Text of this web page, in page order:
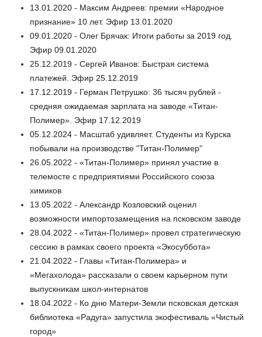
13.01.2020 - Максим Андреев: премии «Народное
признание» 10 лет. Эфир 13.01.2020
09.01.2020 - Олег Брячак: Итоги работы за 2019 год.
Эфир 09.01.2020
25.12.2019 - Сергей Иванов: Быстрая система
платежей. Эфир 25.12.2019
17.12.2019 - Герман Петрушко: 36 тысяч рублей -
средняя ожидаемая зарплата на заводе «Титан-
Полимер». Эфир 17.12.2019
05.12.2024 - Масштаб удивляет. Студенты из Курска
побывали на производстве "Титан-Полимер"
26.05.2022 - «Титан-Полимер» принял участие в
телемосте с предприятиями Российского союза
химиков
13.05.2022 - Александр Козловский оценил
возможности импортозамещения на псковском заводе
28.04.2022 - «Титан-Полимер» провел стратегическую
сессию в рамках своего проекта «Экосуббота»
21.04.2022 - Главы «Титан-Полимера» и
«Мегахолода» рассказали о своем карьерном пути
выпускникам школ-интернатов
18.04.2022 - Ко дню Матери-Земли псковская детская
библиотека «Радуга» запустила экофестиваль «Чистый
город»